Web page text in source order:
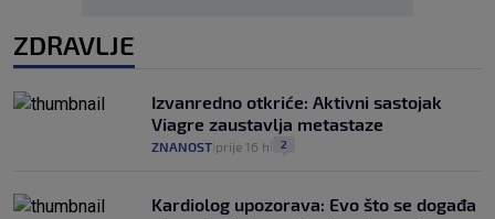
ZDRAVLJE
Izvanredno otkriće: Aktivni sastojak
Viagre zaustavlja metastaze
ZNANOST prije 16 h 2
Kardiolog upozorava: Evo što se događa